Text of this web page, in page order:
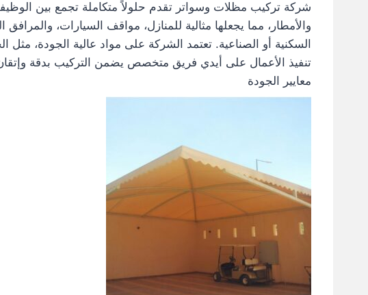
شركة تركيب مظلات وسواتر تقدم حلولاً متكاملة تجمع بين
والأمطار، مما يجعلها مثالية للمنازل، مواقف السيارات،
السكنية أو الصناعية. تعتمد الشركة على مواد عالية الجودة، مثل
تنفيذ الأعمال على أيدي فريق متخصص يضمن التركيب بدقة
معايير الجودة